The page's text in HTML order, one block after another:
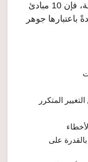
الصحيحة في جميع أنحاء الشركة، فإن 10 مبادئ
باعتبارها جوهر
المتكرر
على